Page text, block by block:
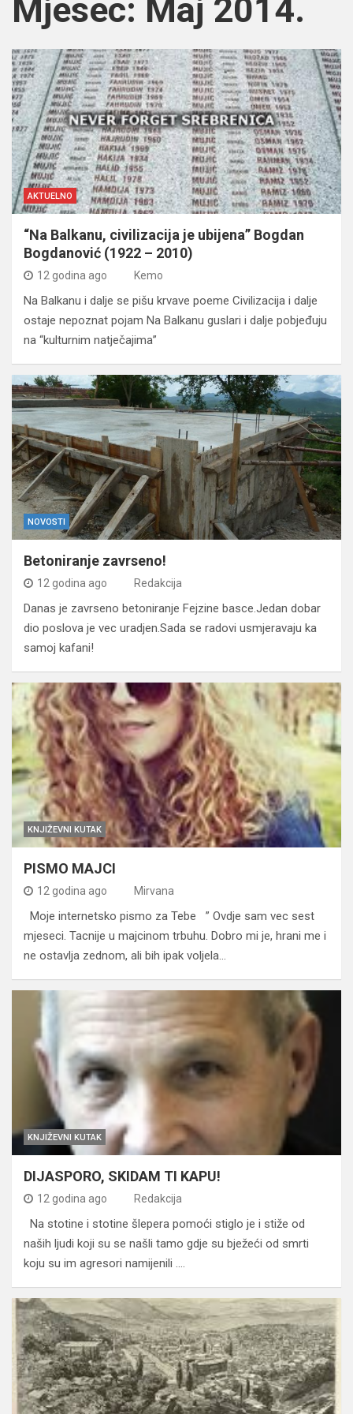
Mjesec: Maj 2014.
AKTUELNO
“Na Balkanu, civilizacija je ubijena” Bogdan
Bogdanović (1922 – 2010)
12 godina ago Kemo
Na Balkanu i dalje se pišu krvave poeme Civilizacija i dalje
ostaje nepoznat pojam Na Balkanu guslari i dalje pobjeđuju
na “kulturnim natječajima”
NOVOSTI
Betoniranje zavrseno!
12 godina ago Redakcija
Danas je zavrseno betoniranje Fejzine basce.Jedan dobar
dio poslova je vec uradjen.Sada se radovi usmjeravaju ka
samoj kafani!
KNJIŽEVNI KUTAK
PISMO MAJCI
12 godina ago Mirvana
Moje internetsko pismo za Tebe ” Ovdje sam vec sest
mjeseci. Tacnije u majcinom trbuhu. Dobro mi je, hrani me i
ne ostavlja zednom, ali bih ipak voljela…
KNJIŽEVNI KUTAK
DIJASPORO, SKIDAM TI KAPU!
12 godina ago Redakcija
Na stotine i stotine šlepera pomoći stiglo je i stiže od
naših ljudi koji su se našli tamo gdje su bježeći od smrti
koju su im agresori namijenili .…